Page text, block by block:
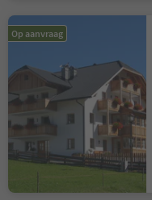
Op aanvraag